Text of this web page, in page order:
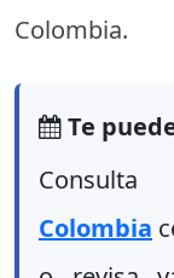
Colombia.
Te
Colombia